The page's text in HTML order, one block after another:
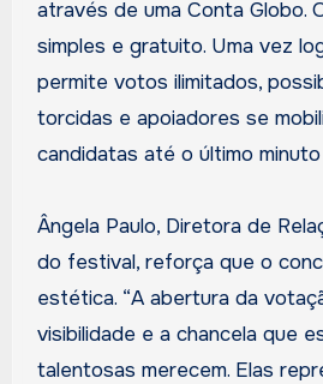
através de uma Conta Globo.
simples e gratuito. Uma vez
permite votos ilimitados,
torcidas e apoiadores se
candidatas até o último
Ângela Paulo, Diretora de
do festival, reforça que o
estética. “A abertura da
visibilidade e a chancela que
talentosas merecem. Elas